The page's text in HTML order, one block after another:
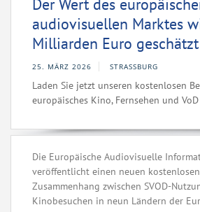
Der Wert des
audiovisuellen Marktes
Milliarden Euro geschätzt
25. MÄRZ 2026 STRASSBURG
Laden Sie jetzt unseren kostenlosen
europäisches Kino, Fernsehen und
Die Europäische Audiovisuelle
veröffentlicht einen neuen
Zusammenhang zwischen SVOD-
Kinobesuchen in neun Ländern der